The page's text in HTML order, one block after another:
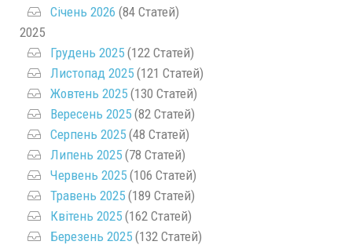
Січень 2026 (84 Статей)
2025
Грудень 2025 (122 Статей)
Листопад 2025 (121 Статей)
Жовтень 2025 (130 Статей)
Вересень 2025 (82 Статей)
Серпень 2025 (48 Статей)
Липень 2025 (78 Статей)
Червень 2025 (106 Статей)
Травень 2025 (189 Статей)
Квітень 2025 (162 Статей)
Березень 2025 (132 Статей)